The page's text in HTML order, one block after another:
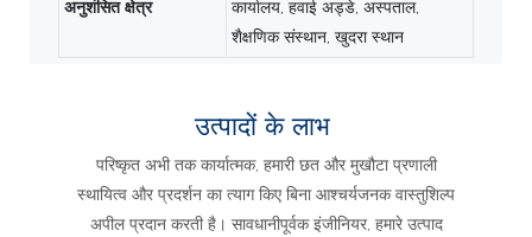
अनुशंसित क्षेत्र
कार्यालय, हवाई अड्डे, अस्पताल,
शैक्षणिक संस्थान, खुदरा स्थान
उत्पादों के लाभ
परिष्कृत अभी तक कार्यात्मक, हमारी छत और मुखौटा प्रणाली
स्थायित्व और प्रदर्शन का त्याग किए बिना आश्चर्यजनक वास्तुशिल्प
अपील प्रदान करती है। सावधानीपूर्वक इंजीनियर, हमारे उत्पाद